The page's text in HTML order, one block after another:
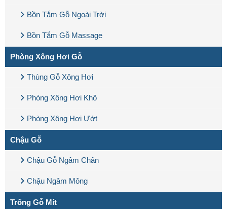
Bồn Tắm Gỗ Ngoài Trời
Bồn Tắm Gỗ Massage
Phòng Xông Hơi Gỗ
Thùng Gỗ Xông Hơi
Phòng Xông Hơi Khô
Phòng Xông Hơi Ướt
Chậu Gỗ
Chậu Gỗ Ngâm Chân
Chậu Ngâm Mông
Trống Gỗ Mít